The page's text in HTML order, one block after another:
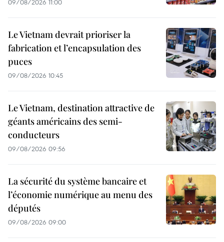
09/08/2026 11:00
Le Vietnam devrait prioriser la
fabrication et l’encapsulation des
puces
09/08/2026 10:45
Le Vietnam, destination attractive de
géants américains des semi-
conducteurs
09/08/2026 09:56
La sécurité du système bancaire et
l’économie numérique au menu des
députés
09/08/2026 09:00